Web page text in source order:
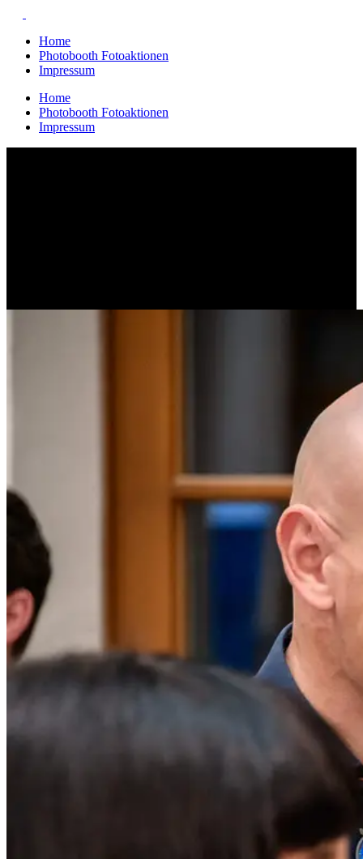
Home
Photobooth Fotoaktionen
Impressum
Home
Photobooth Fotoaktionen
Impressum